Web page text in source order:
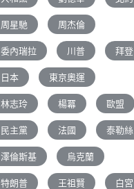
周星馳 周杰倫
委內瑞拉 川普 拜登
日本 東京奧運
林志玲 楊冪 歐盟
民主黨 法國 泰勒絲
澤倫斯基 烏克蘭
特朗普 王祖賢 白宮